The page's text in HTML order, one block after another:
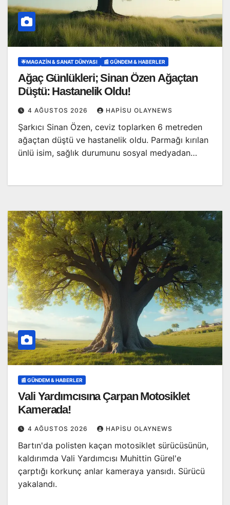
🌟MAGAZIN & SANAT DÜNYASI 📰 GÜNDEM & HABERLER
Ağaç Günlükleri; Sinan Özen Ağaçtan
Düştü: Hastanelik Oldu!
4 AĞUSTOS 2026 HAPISU OLAYNEWS
Şarkıcı Sinan Özen, ceviz toplarken 6 metreden
ağaçtan düştü ve hastanelik oldu. Parmağı kırılan
ünlü isim, sağlık durumunu sosyal medyadan…
📰 GÜNDEM & HABERLER
Vali Yardımcısına Çarpan Motosiklet
Kamerada!
4 AĞUSTOS 2026 HAPISU OLAYNEWS
Bartın'da polisten kaçan motosiklet sürücüsünün,
kaldırımda Vali Yardımcısı Muhittin Gürel'e
çarptığı korkunç anlar kameraya yansıdı. Sürücü
yakalandı.